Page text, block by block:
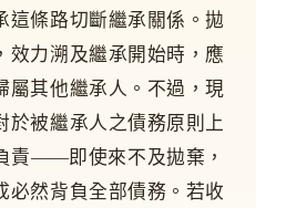
這條路切斷繼承關係。拋
效力溯及繼承開始時，應
屬其他繼承人。不過，現
於被繼承人之債務原則上
責——即使來不及拋棄，
必然背負全部債務。若收